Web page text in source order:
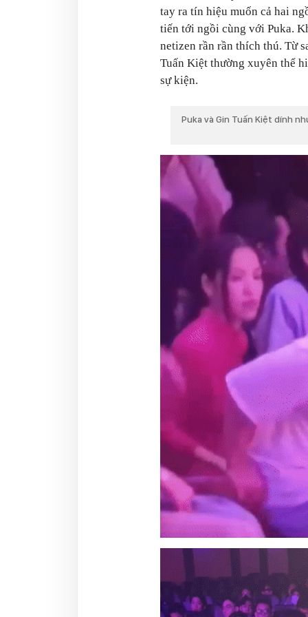
tay ra tín hiệu muốn cả hai
tiến tới ngồi cùng với Puka.
netizen rần rần thích thú. Từ
Tuấn Kiệt thường xuyên thể
sự kiện.
Puka và Gin Tuấn Kiệt dính